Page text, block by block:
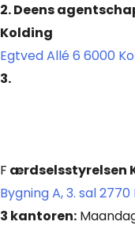
2. Deens
Kolding
Egtved Allé 6 6000
3.
F ærdselsstyrelsen
Bygning A, 3. sal
3 kantoren: